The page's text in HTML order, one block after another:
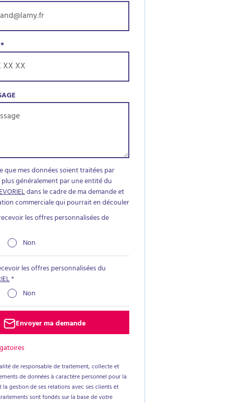
*
que mes données soient traitées par
plus généralement par une entité du
dans le cadre de ma demande et
commerciale qui pourrait en découler
les offres personnalisées de
Non
les offres personnalisées du
*
Non
Envoyer ma demande
de responsable de traitement, collecte et
de données à caractère personnel pour la
la gestion de ses relations avec ses clients et
sont fondés sur la base de votre